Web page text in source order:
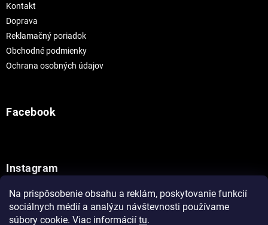
Na prispôsobenie obsahu a reklám, poskytovanie funkcií
sociálnych médií a analýzu návštevnosti používame
súbory cookie. Viac informácií tu.
Kontakt
Doprava
Reklamačný poriadok
Obchodné podmienky
Ochrana osobných údajov
Facebook
Instagram
Sledovať na Instagrame